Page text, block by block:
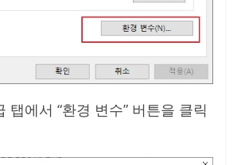
탭에서 “환경 변수” 버튼을 클릭